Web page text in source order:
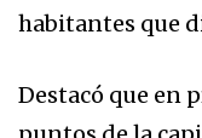
habitantes que
Destacó que en